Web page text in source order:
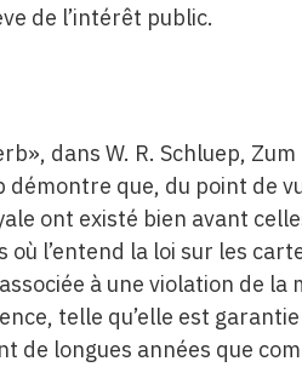
de l’intérêt public.
dans W. R. Schluep, Zum
que, du point de
ont existé bien avant
l’entend la loi sur les
à une violation de la
telle qu’elle est garantie
de longues années que